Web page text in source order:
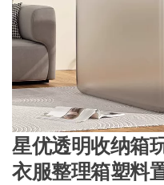
星优透明收纳箱
衣服整理箱塑料